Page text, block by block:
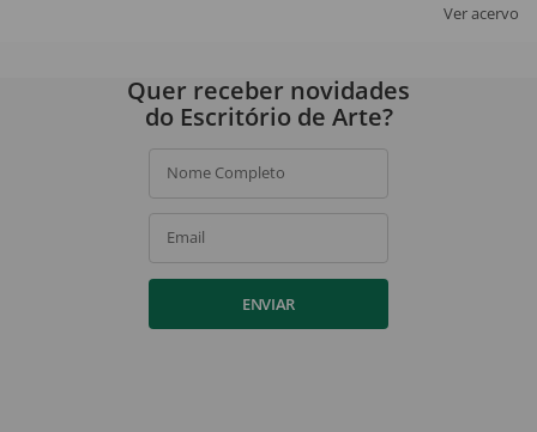
Ver acervo
Quer receber novidades
do Escritório de Arte?
Nome Completo
Email
ENVIAR